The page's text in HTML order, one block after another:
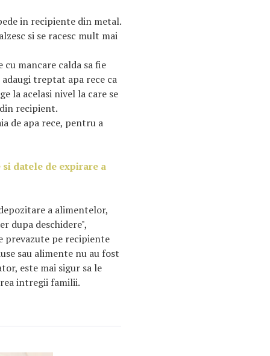
in recipiente din metal.
si se racesc mult mai
mancare calda sa fie
treptat apa rece ca
la acelasi nivel la care se
recipient.
de apa rece, pentru a
datele de expirare a
a alimentelor,
dupa deschidere",
prevazute pe recipiente
sau alimente nu au fost
este mai sigur sa le
intregii familii.